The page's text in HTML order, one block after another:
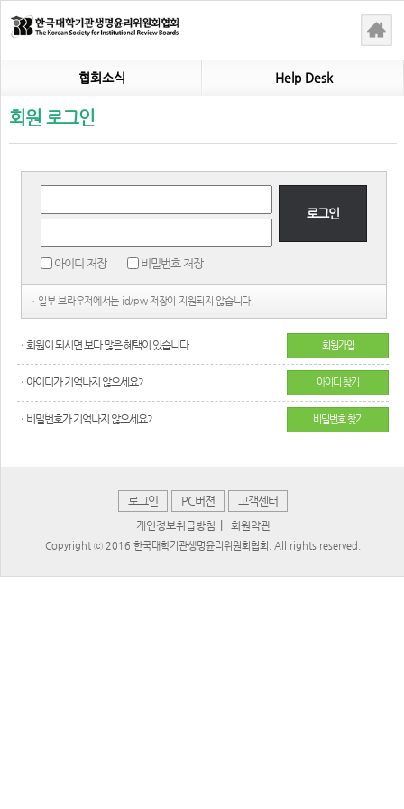
협회소식 Help Desk
회원 로그인
로그인
아이디 저장 비밀번호 저장
ㆍ일부 브라우저에서는 id/pw 저장이 지원되지 않습니다.
ㆍ회원이 되시면 보다 많은 혜택이 있습니다. 회원가입
ㆍ아이디가 기억나지 않으세요? 아이디 찾기
ㆍ비밀번호가 기억나지 않으세요? 비밀번호 찾기
로그인 PC버젼 고객센터
개인정보취급방침 회원약관
Copyright ⓒ 2016 한국대학기관생명윤리위원회협회. All rights reserved.